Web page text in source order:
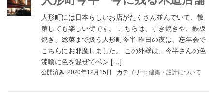
人形町には日本らしいお店がたくさん並んでいて、散
策しても楽しい街です。 こちらは、すき焼きや、鉄板
焼き、総菜まで扱う人形町今半 昨日の夜は、忘年会で
こちらにお邪魔しました。 この外壁は、今半さんの色
漆喰に色を混ぜてベン […]
公開済み: 2020年12月15日 カテゴリー:建築・設計について